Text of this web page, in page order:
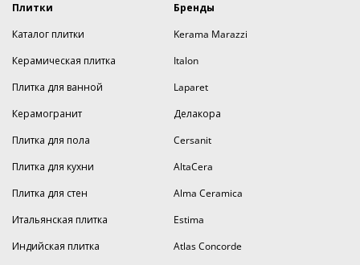
Плитки
Каталог плитки
Керамическая плитка
Плитка для ванной
Керамогранит
Плитка для пола
Плитка для кухни
Плитка для стен
Итальянская плитка
Индийская плитка
Бренды
Kerama Marazzi
Italon
Laparet
Делакора
Cersanit
AltaCera
Alma Ceramica
Estima
Atlas Concorde